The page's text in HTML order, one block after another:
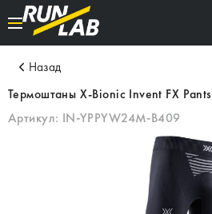
Назад
Термоштаны X-Bionic Invent FX Pants
Артикул: IN-YPPYW24M-B409